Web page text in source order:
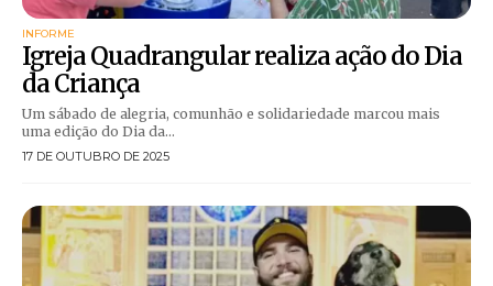
INFORME
Igreja Quadrangular realiza ação do Dia
da Criança
Um sábado de alegria, comunhão e solidariedade marcou mais
uma edição do Dia da...
17 DE OUTUBRO DE 2025